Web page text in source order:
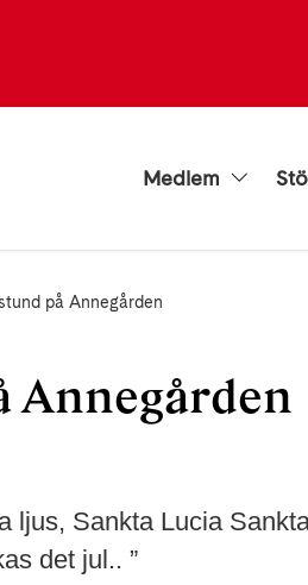
Medlem
på Annegården
Annegården
ljus, Sankta Lucia
det jul.. ”